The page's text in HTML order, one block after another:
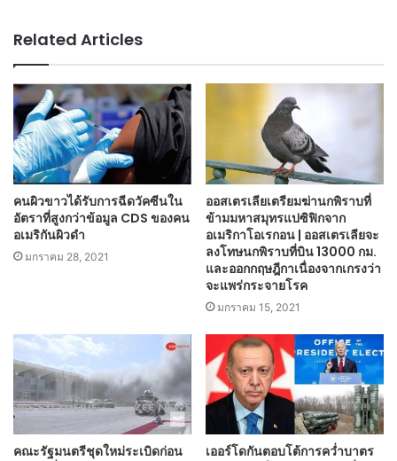
Related Articles
คนผิวขาวได้รับการฉีดวัคซีนใน
อัตราที่สูงกว่าข้อมูล CDS ของคน
อเมริกันผิวดำ
มกราคม 28, 2021
ออสเตรเลียเตรียมฆ่านกพิราบที่
ข้ามมหาสมุทรแปซิฟิกจาก
อเมริกาโอเรกอน | ออสเตรเลียจะ
ลงโทษนกพิราบที่บิน 13000 กม.
และออกกฤษฎีกาเนื่องจากเกรงว่า
จะแพร่กระจายโรค
มกราคม 15, 2021
คณะรัฐมนตรีชุดใหม่ระเบิดก่อน
เออร์โดกันตอบโต้การคว่ำบาตร